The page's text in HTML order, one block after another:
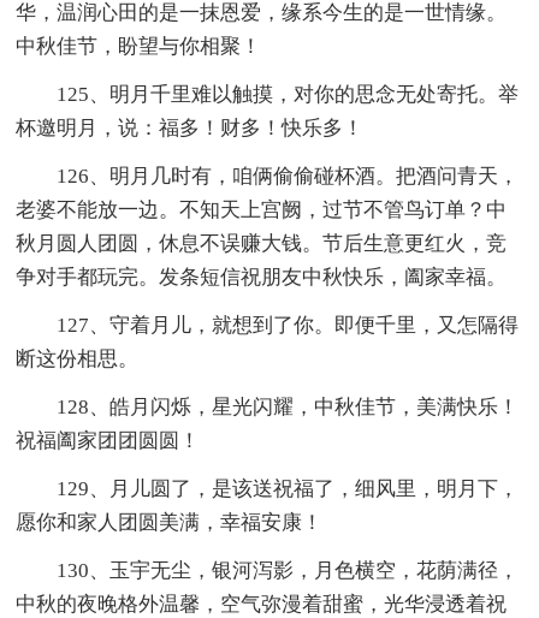
华，温润心田的是一抹恩爱，缘系今生的是一世情缘。
中秋佳节，盼望与你相聚！
125、明月千里难以触摸，对你的思念无处寄托。举
杯邀明月，说：福多！财多！快乐多！
126、明月几时有，咱俩偷偷碰杯酒。把酒问青天，
老婆不能放一边。不知天上宫阙，过节不管鸟订单？中
秋月圆人团圆，休息不误赚大钱。节后生意更红火，竞
争对手都玩完。发条短信祝朋友中秋快乐，阖家幸福。
127、守着月儿，就想到了你。即便千里，又怎隔得
断这份相思。
128、皓月闪烁，星光闪耀，中秋佳节，美满快乐！
祝福阖家团团圆圆！
129、月儿圆了，是该送祝福了，细风里，明月下，
愿你和家人团圆美满，幸福安康！
130、玉宇无尘，银河泻影，月色横空，花荫满径，
中秋的夜晚格外温馨，空气弥漫着甜蜜，光华浸透着祝